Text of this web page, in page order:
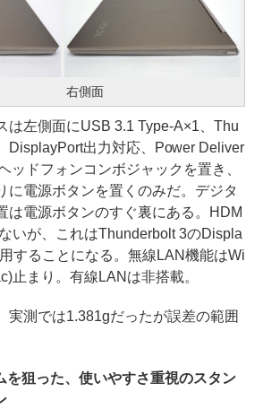
右側面
左側面にUSB 3.1 Type-A×1、Thu
DisplayPort出力対応、Power Deliver
ッドフォンコンボジャックを置き、
に電源ボタンを置くのみだ。デジタ
は電源ボタンのすぐ裏にある。HDM
いが、これはThunderbolt 3のDispla
することになる。無線LAN機能はWi
止まり。有線LANは非搭載。
測では1.381gだったが誤差の範囲
を狙った、使いやすさ重視のスタン